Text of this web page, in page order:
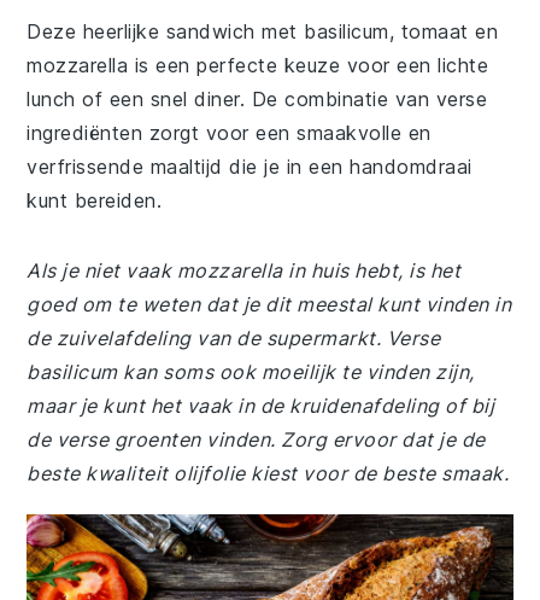
Deze heerlijke sandwich met basilicum, tomaat en
mozzarella is een perfecte keuze voor een lichte
lunch of een snel diner. De combinatie van verse
ingrediënten zorgt voor een smaakvolle en
verfrissende maaltijd die je in een handomdraai
kunt bereiden.
Als je niet vaak mozzarella in huis hebt, is het
goed om te weten dat je dit meestal kunt vinden in
de zuivelafdeling van de supermarkt. Verse
basilicum kan soms ook moeilijk te vinden zijn,
maar je kunt het vaak in de kruidenafdeling of bij
de verse groenten vinden. Zorg ervoor dat je de
beste kwaliteit olijfolie kiest voor de beste smaak.